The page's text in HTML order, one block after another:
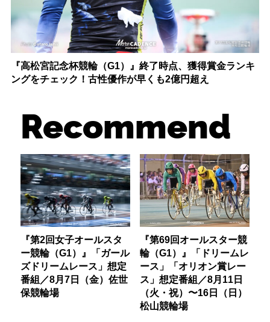
『高松宮記念杯競輪（G1）』終了時点、獲得賞金ランキ
ングをチェック！古性優作が早くも2億円超え
Recommend
『第2回女子オールスタ
ー競輪（G1）』「ガール
ズドリームレース」想定
番組／8月7日（金）佐世
保競輪場
『第69回オールスター競
輪（G1）』「ドリームレ
ース」「オリオン賞レー
ス」想定番組／8月11日
（火・祝）〜16日（日）
松山競輪場